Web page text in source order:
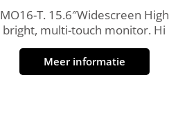
MO16-T. 15.6″Widescreen High
bright, multi-touch monitor. Hi
Meer informatie